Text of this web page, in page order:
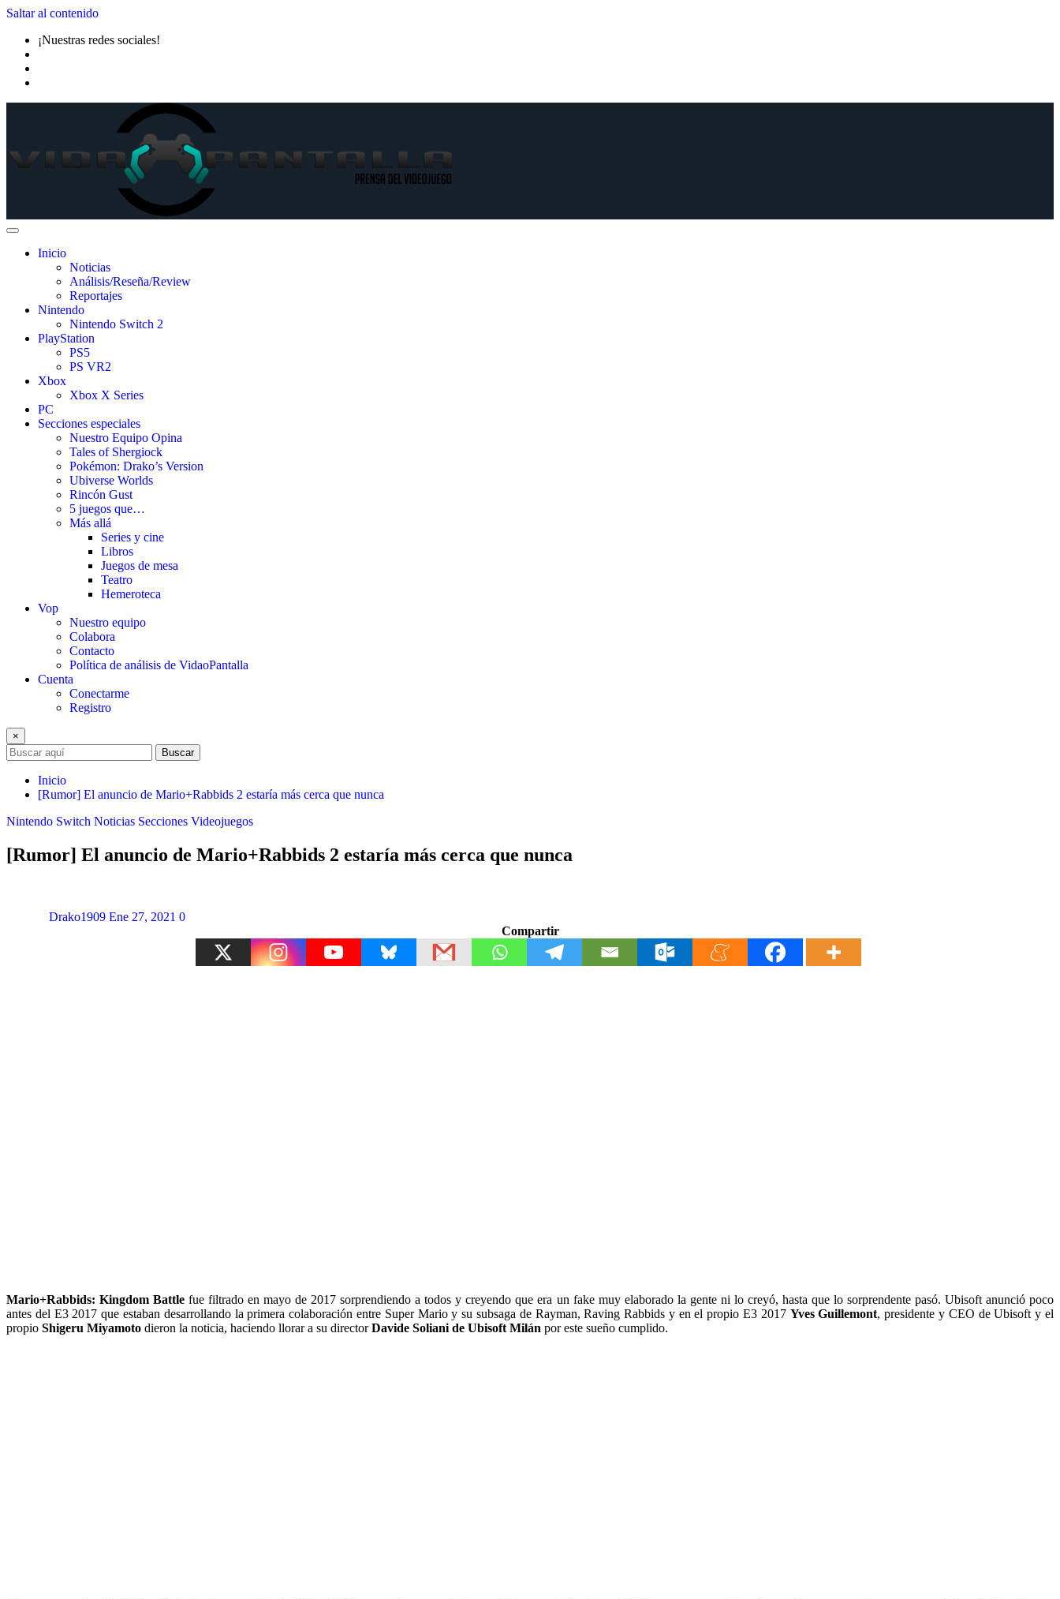
Saltar al contenido
¡Nuestras redes sociales!
Inicio
Noticias
Análisis/Reseña/Review
Reportajes
Nintendo
Nintendo Switch 2
PlayStation
PS5
PS VR2
Xbox
Xbox X Series
PC
Secciones especiales
Nuestro Equipo Opina
Tales of Shergiock
Pokémon: Drako’s Version
Ubiverse Worlds
Rincón Gust
5 juegos que…
Más allá
Series y cine
Libros
Juegos de mesa
Teatro
Hemeroteca
Vop
Nuestro equipo
Colabora
Contacto
Política de análisis de VidaoPantalla
Cuenta
Conectarme
Registro
×
Buscar
Inicio
[Rumor] El anuncio de Mario+Rabbids 2 estaría más cerca que nunca
Nintendo Switch Noticias Secciones Videojuegos
[Rumor] El anuncio de Mario+Rabbids 2 estaría más cerca que nunca
Drako1909 Ene 27, 2021 0
Compartir
Mario+Rabbids: Kingdom Battle fue filtrado en mayo de 2017 sorprendiendo a todos y creyendo que era un fake muy elaborado la gente ni lo creyó, hasta que lo sorprendente pasó. Ubisoft anunció poco
antes del E3 2017 que estaban desarrollando la primera colaboración entre Super Mario y su subsaga de Rayman, Raving Rabbids y en el propio E3 2017 Yves Guillemont, presidente y CEO de Ubisoft y el
propio Shigeru Miyamoto dieron la noticia, haciendo llorar a su directorDavide Soliani de Ubisoft Milán por este sueño cumplido.